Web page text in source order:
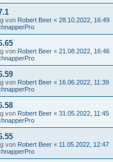
von Robert Beer « 28.10.2022, 16:49
von Robert Beer « 21.08.2022, 16:46
von Robert Beer « 16.06.2022, 11:39
von Robert Beer « 31.05.2022, 11:45
von Robert Beer « 11.05.2022, 12:47